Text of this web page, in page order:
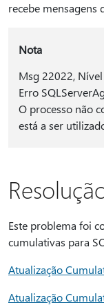
recebe mensagens
Nota
Msg 22022,
Erro
O processo não
está a ser
Este problema foi
cumulativas para
Atualização
Atualização